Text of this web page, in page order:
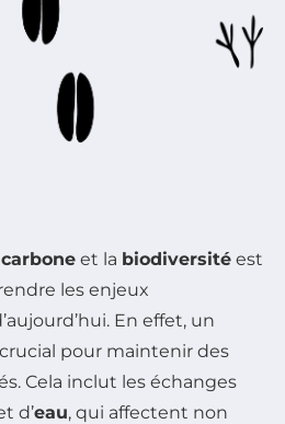
et la biodiversité est
les enjeux
En effet, un
pour maintenir des
Cela inclut les échanges
d’eau, qui affectent non